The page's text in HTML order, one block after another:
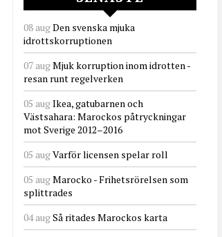
08 augDen svenska mjuka
idrottskorruptionen
07 augMjuk korruption inom idrotten -
resan runt regelverken
05 augIkea, gatubarnen och
Västsahara: Marockos påtryckningar
mot Sverige 2012–2016
05 augVarför licensen spelar roll
05 augMarocko - Frihetsrörelsen som
splittrades
04 augSå ritades Marockos karta